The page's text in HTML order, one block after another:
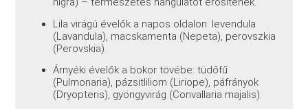
Lila virágú évelők a napos oldalon: levendula
(Lavandula), macskamenta (Nepeta), perovszkia
(Perovskia).
Árnyéki évelők a bokor tövébe: tüdőfű
(Pulmonaria), pázsitliliom (Liriope), páfrányok
(Dryopteris), gyöngyvirág (Convallaria majalis).